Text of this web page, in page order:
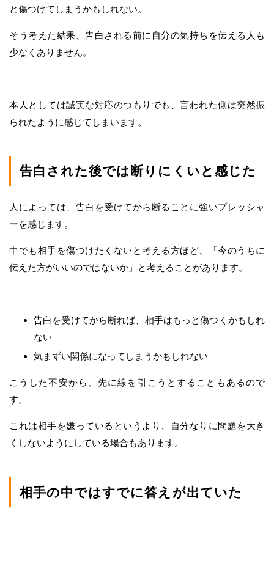
と傷つけてしまうかもしれない。
そう考えた結果、告白される前に自分の気持ちを伝える人も
少なくありません。
本人としては誠実な対応のつもりでも、言われた側は突然振
られたように感じてしまいます。
告白された後では断りにくいと感じた
人によっては、告白を受けてから断ることに強いプレッシャ
ーを感じます。
中でも相手を傷つけたくないと考える方ほど、「今のうちに
伝えた方がいいのではないか」と考えることがあります。
告白を受けてから断れば、相手はもっと傷つくかもしれ
ない
気まずい関係になってしまうかもしれない
こうした不安から、先に線を引こうとすることもあるので
す。
これは相手を嫌っているというより、自分なりに問題を大き
くしないようにしている場合もあります。
相手の中ではすでに答えが出ていた